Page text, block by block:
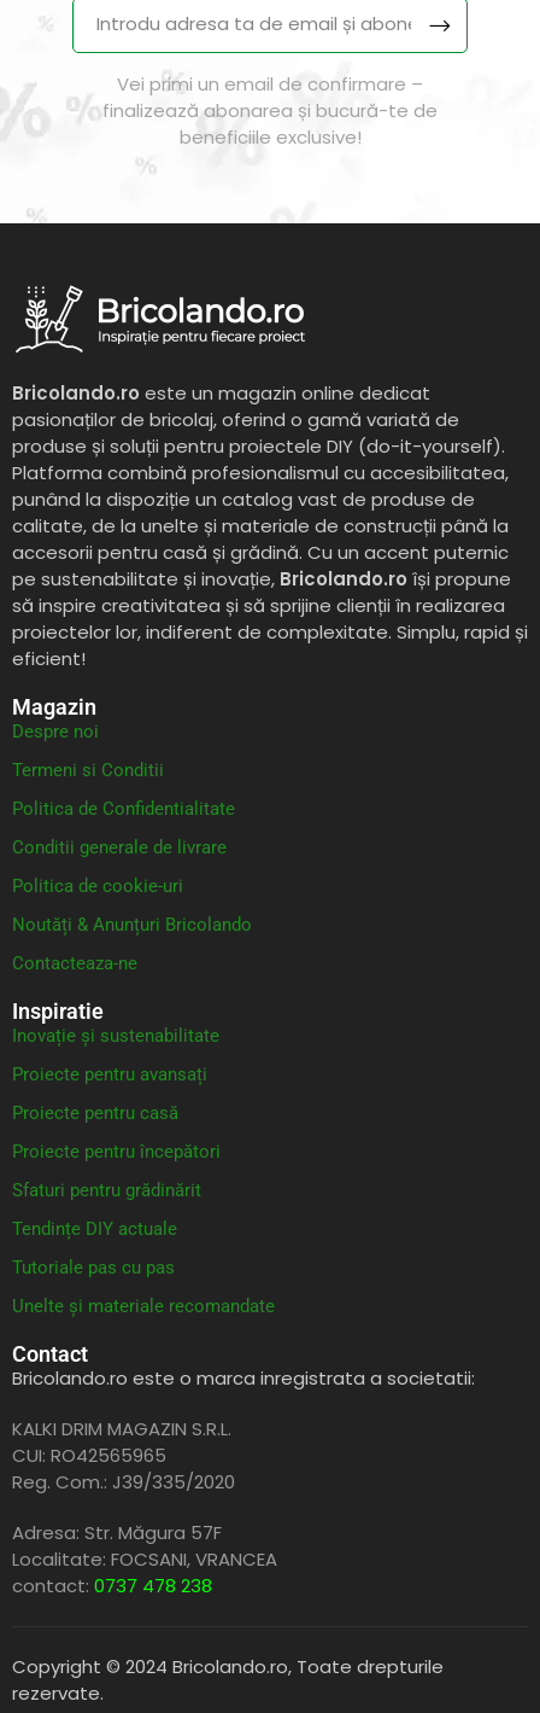
Vei primi un email de confirmare –
finalizează abonarea și bucură-te de
beneficiile exclusive!
Bricolando.ro este un magazin online dedicat
pasionaților de bricolaj, oferind o gamă variată de
produse și soluții pentru proiectele DIY (do-it-yourself).
Platforma combină profesionalismul cu accesibilitatea,
punând la dispoziție un catalog vast de produse de
calitate, de la unelte și materiale de construcții până la
accesorii pentru casă și grădină. Cu un accent puternic
pe sustenabilitate și inovație, Bricolando.ro își propune
să inspire creativitatea și să sprijine clienții în realizarea
proiectelor lor, indiferent de complexitate. Simplu, rapid și
eficient!
Magazin
Despre noi
Termeni si Conditii
Politica de Confidentialitate
Conditii generale de livrare
Politica de cookie-uri
Noutăți & Anunțuri Bricolando
Contacteaza-ne
Inspiratie
Inovație și sustenabilitate
Proiecte pentru avansați
Proiecte pentru casă
Proiecte pentru începători
Sfaturi pentru grădinărit
Tendințe DIY actuale
Tutoriale pas cu pas
Unelte și materiale recomandate
Contact
Bricolando.ro este o marca inregistrata a societatii:
KALKI DRIM MAGAZIN S.R.L.
CUI: RO42565965
Reg. Com.: J39/335/2020
Adresa: Str. Măgura 57F
Localitate: FOCSANI,VRANCEA
contact: 0737 478 238
Copyright © 2024 Bricolando.ro, Toate drepturile
rezervate.